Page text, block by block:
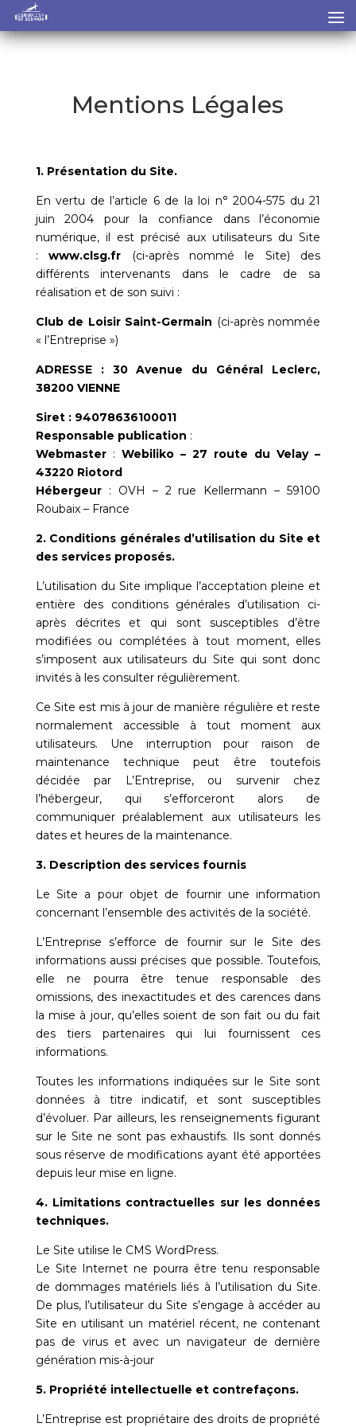
Mentions Légales
1. Présentation du Site.
En vertu de l’article 6 de la loi n° 2004-575 du 21
juin 2004 pour la confiance dans l’économie
numérique, il est précisé aux utilisateurs du Site
:
www.clsg.fr
(ci-après nommé le Site) des
différents intervenants dans le cadre de sa
réalisation et de son suivi :
Club de Loisir Saint-Germain (ci-après nommée
« l’Entreprise »)
ADRESSE : 30 Avenue du Général Leclerc,
38200 VIENNE
Siret : 94078636100011
Responsable publication :
Webmaster : Webiliko – 27 route du Velay –
43220 Riotord
Hébergeur : OVH – 2 rue Kellermann – 59100
Roubaix – France
2. Conditions générales d’utilisation du Site et
des services proposés.
L’utilisation du Site implique l’acceptation pleine et
entière des conditions générales d’utilisation ci-
après décrites et qui sont susceptibles d’être
modifiées ou complétées à tout moment, elles
s’imposent aux utilisateurs du Site qui sont donc
invités à les consulter régulièrement.
Ce Site est mis à jour de manière régulière et reste
normalement accessible à tout moment aux
utilisateurs. Une interruption pour raison de
maintenance technique peut être toutefois
décidée par L’Entreprise, ou survenir chez
l’hébergeur, qui s’efforceront alors de
communiquer préalablement aux utilisateurs les
dates et heures de la maintenance.
3. Description des services fournis
Le Site a pour objet de fournir une information
concernant l’ensemble des activités de la société.
L’Entreprise s’efforce de fournir sur le Site des
informations aussi précises que possible. Toutefois,
elle ne pourra être tenue responsable des
omissions, des inexactitudes et des carences dans
la mise à jour, qu’elles soient de son fait ou du fait
des tiers partenaires qui lui fournissent ces
informations.
Toutes les informations indiquées sur le Site sont
données à titre indicatif, et sont susceptibles
d’évoluer. Par ailleurs, les renseignements figurant
sur le Site ne sont pas exhaustifs. Ils sont donnés
sous réserve de modifications ayant été apportées
depuis leur mise en ligne.
4. Limitations contractuelles sur les données
techniques.
Le Site utilise le CMS WordPress.
Le Site Internet ne pourra être tenu responsable
de dommages matériels liés à l’utilisation du Site.
De plus, l’utilisateur du Site s’engage à accéder au
Site en utilisant un matériel récent, ne contenant
pas de virus et avec un navigateur de dernière
génération mis-à-jour
5. Propriété intellectuelle et contrefaçons.
L’Entreprise est propriétaire des droits de propriété